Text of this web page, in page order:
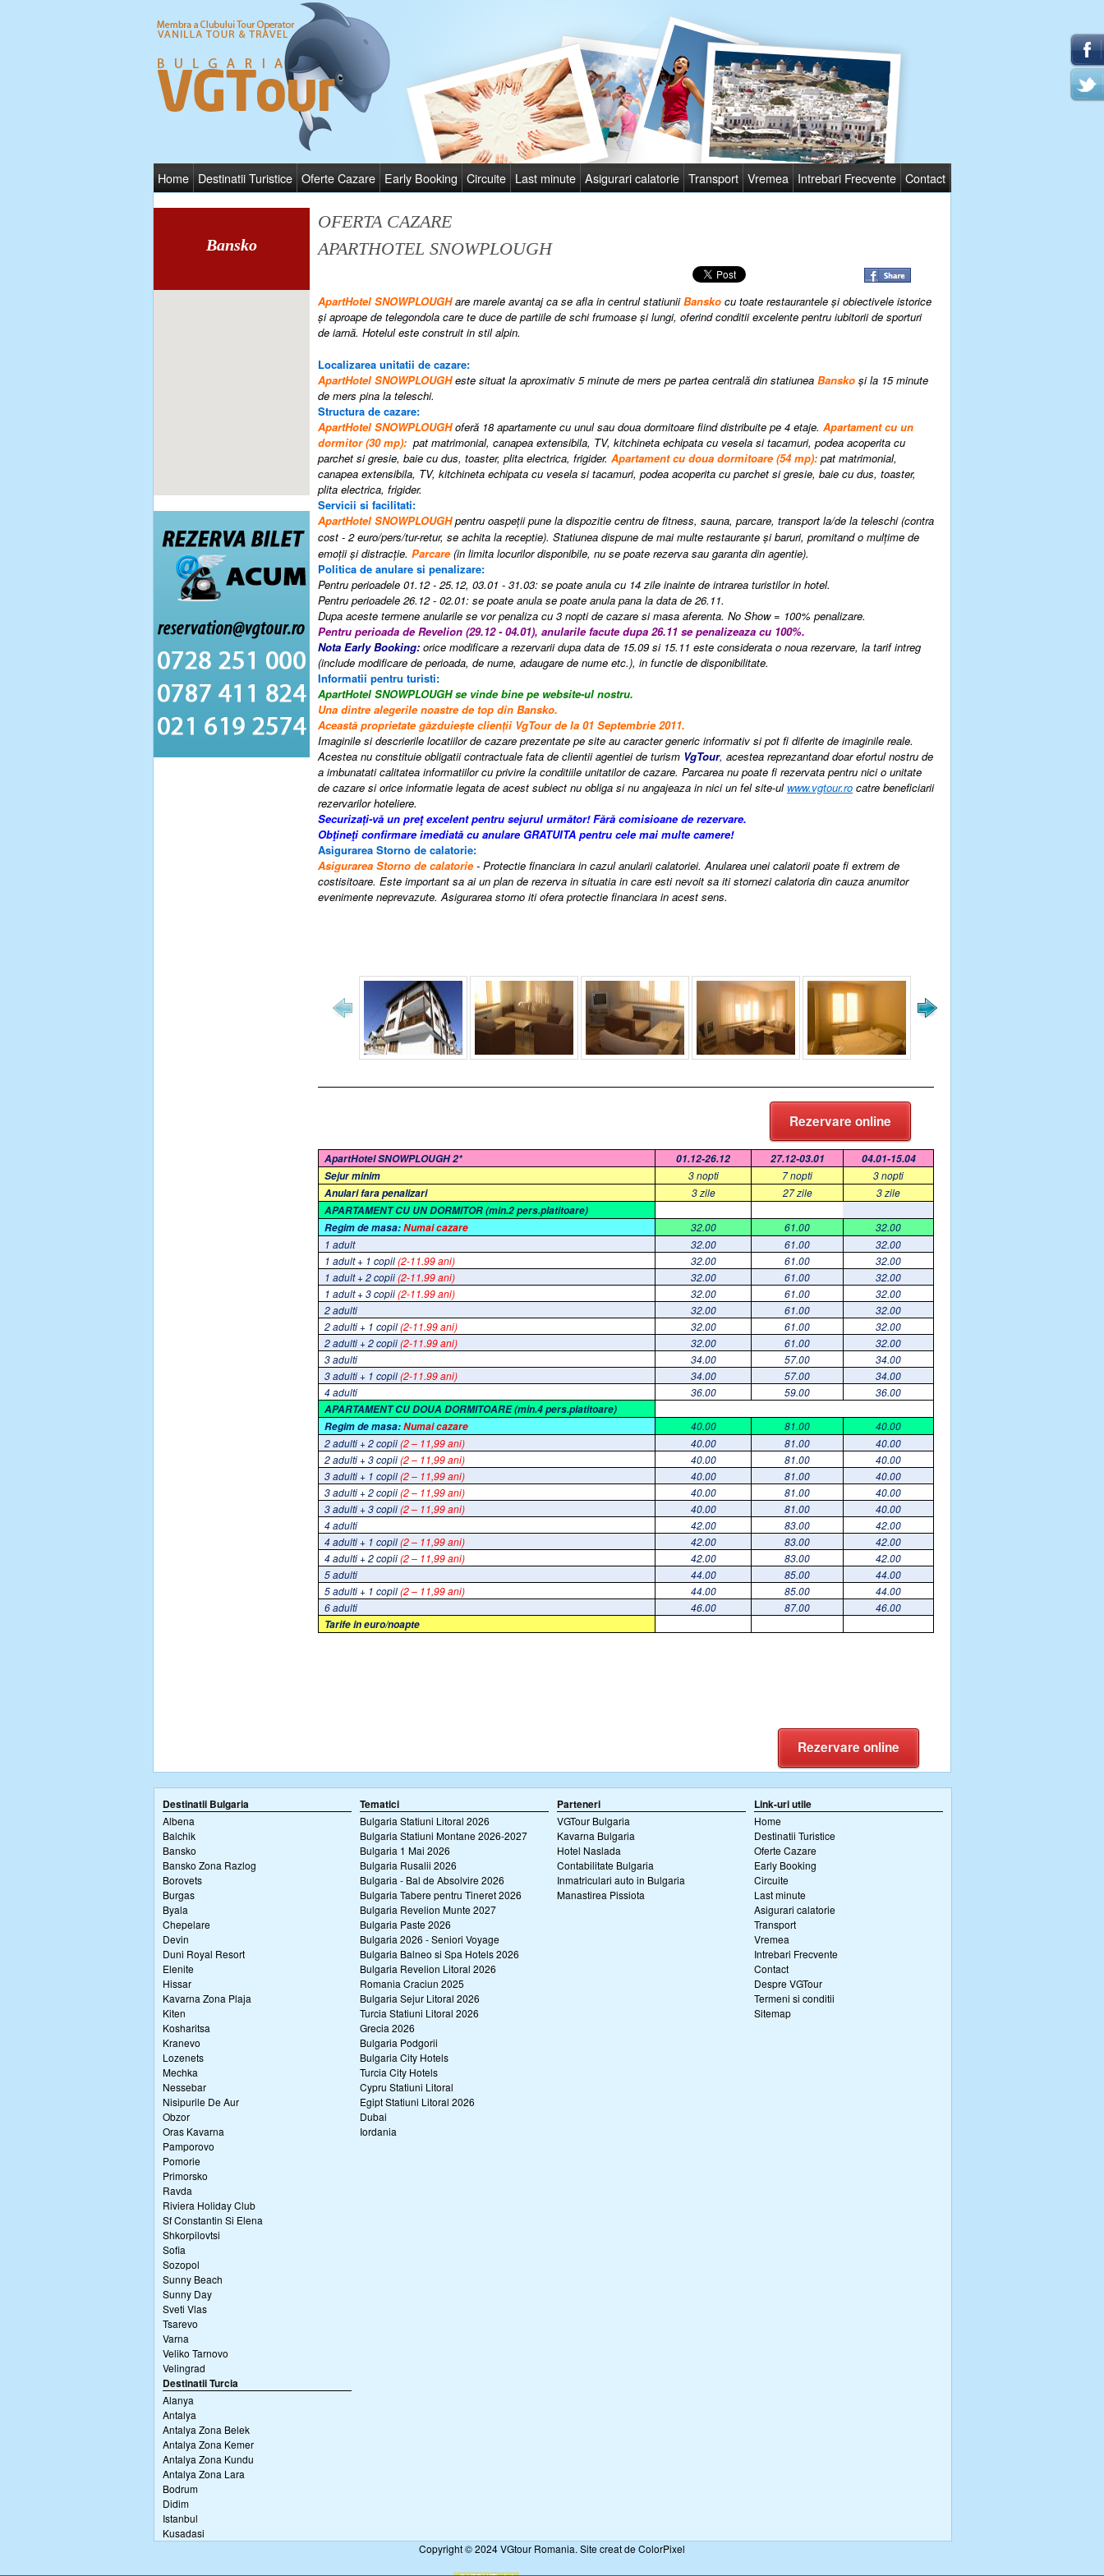
Home Destinatii Turistice Oferte Cazare Early Booking Circuite Last minute Asigurari calatorie Transport Vremea Intrebari Frecvente Contact
Bansko
OFERTA CAZARE
APARTHOTEL SNOWPLOUGH
ApartHotel SNOWPLOUGH are marele avantaj ca se afla in centrulstatiuniiBansko cu toate restaurantele şi obiectivele istorice
şi aproape de telegondola care te duce de partiile de schi frumoase şi lungi, oferindconditii excelente pentru iubitorii de sporturi
de iarnă. Hotelul este construit in stil alpin.
Localizarea unitatii de cazare:
ApartHotel SNOWPLOUGH este situat la aproximativ 5 minute de mers pe partea centrală din statiunea Bansko şi la 15 minute
de mers pina la teleschi.
Structura de cazare:
ApartHotel SNOWPLOUGH oferă 18 apartamente cu unul sau doua dormitoare fiind distribuite pe 4 etaje. Apartament cu un
dormitor (30 mp): pat matrimonial, canapea extensibila, TV, kitchineta echipata cu vesela si tacamuri, podea acoperita cu
parchet si gresie, baie cu dus, toaster, plita electrica, frigider. Apartament cu doua dormitoare (54 mp): pat matrimonial,
canapea extensibila, TV, kitchineta echipata cu vesela si tacamuri, podea acoperita cu parchet si gresie, baie cu dus, toaster,
plita electrica, frigider.
Servicii si facilitati:
ApartHotel SNOWPLOUGHpentru oaspeţii pune la dispozitie centru de fitness, sauna, parcare, transport la/de la teleschi(contra
cost - 2 euro/pers/tur-retur, se achita la receptie). Statiunea dispune de mai multe restaurante şi baruri, promitand o mulţime de
emoţii şi distracţie. Parcare(in limita locurilor disponibile, nu se poate rezerva sau garanta din agentie).
Politica de anulare si penalizare:
Pentru perioadele 01.12 - 25.12, 03.01 - 31.03: se poate anula cu 14 zile inainte de intrarea turistilor in hotel.
Pentru perioadele 26.12 - 02.01: se poate anula se poate anula pana la data de 26.11.
Dupa aceste termene anularile se vor penaliza cu 3 nopti de cazare si masa aferenta. No Show = 100% penalizare.
Pentru perioada de Revelion (29.12 - 04.01), anularile facute dupa 26.11 se penalizeaza cu 100%.
Nota Early Booking: orice modificare a rezervarii dupa data de 15.09 si 15.11 este considerata o noua rezervare, la tarif intreg
(include modificare de perioada, de nume, adaugare de nume etc.), in functie de disponibilitate.
Informatii pentru turisti:
ApartHotel SNOWPLOUGH se vinde bine pe website-ul nostru.
Una dintre alegerile noastre de top din Bansko.
Această proprietate găzduiește clienții VgTour de la 01 Septembrie 2011.
Imaginile si descrierile locatiilor de cazare prezentate pe site au caracter generic informativ si pot fi diferite de imaginile reale.
Acestea nu constituie obligatii contractuale fata de clientii agentiei de turism VgTour, acestea reprezantand doar efortul nostru de
a imbunatati calitatea informatiilor cu privire la conditiile unitatilor de cazare. Parcarea nu poate fi rezervata pentru nici o unitate
de cazare si orice informatie legata de acest subiect nu obliga si nu angajeaza in nici un fel site-ul www.vgtour.ro catre beneficiarii
rezervarilor hoteliere.
Securizați-vă un preţ excelent pentru sejurul următor!Fără comisioane de rezervare.
Obţineţi confirmare imediată cu anulare GRATUITA pentru cele mai multe camere!
Asigurarea Storno de calatorie:
Asigurarea Storno de calatorie- Protectie financiara in cazul anularii calatoriei. Anularea unei calatorii poate fi extrem de
costisitoare. Este important sa ai un plan de rezerva in situatia in care esti nevoit sa iti stornezi calatoria din cauza anumitor
evenimente neprevazute. Asigurarea storno iti ofera protectie financiara in acest sens.
Rezervare online
ApartHotel SNOWPLOUGH 2* 01.12-26.12 27.12-03.01
04.01-15.04
Sejur minim
3 nopti 7 nopti
3 nopti
Anulari fara penalizari
3 zile 27 zile
3 zile
APARTAMENT CU UN DORMITOR (min.2 pers.platitoare)
Regim de masa:Numai cazare 32.00 61.00
32.00
1 adult
32.00 61.00
32.00
1 adult + 1 copil(2-11.99 ani) 32.00 61.00
32.00
1 adult + 2 copii(2-11.99 ani) 32.00 61.00
32.00
1 adult + 3 copii(2-11.99 ani) 32.00 61.00
32.00
2 adulti
32.00 61.00
32.00
2 adulti + 1 copil(2-11.99 ani) 32.00 61.00
32.00
2 adulti + 2 copii(2-11.99 ani) 32.00 61.00
32.00
3 adulti
34.00 57.00
34.00
3 adulti + 1 copil(2-11.99 ani) 34.00 57.00
34.00
4 adulti
36.00 59.00
36.00
APARTAMENT CU DOUA DORMITOARE (min.4 pers.platitoare)
Regim de masa:Numai cazare 40.00 81.00
40.00
2 adulti + 2 copii(2 – 11,99 ani) 40.00 81.00
40.00
2 adulti + 3 copii(2 – 11,99 ani) 40.00 81.00
40.00
3 adulti + 1 copil(2 – 11,99 ani) 40.00 81.00
40.00
3 adulti + 2 copii(2 – 11,99 ani) 40.00 81.00
40.00
3 adulti + 3 copii(2 – 11,99 ani) 40.00 81.00
40.00
4 adulti
42.00 83.00
42.00
4 adulti + 1 copil(2 – 11,99 ani) 42.00 83.00
42.00
4 adulti + 2 copii(2 – 11,99 ani) 42.00 83.00
42.00
5 adulti
44.00 85.00
44.00
5 adulti + 1 copil(2 – 11,99 ani) 44.00 85.00
44.00
6 adulti
46.00 87.00
46.00
Tarife in euro/noapte
Rezervare online
Destinatii Bulgaria
Albena
Balchik
Bansko
Bansko Zona Razlog
Borovets
Burgas
Byala
Chepelare
Devin
Duni Royal Resort
Elenite
Hissar
Kavarna Zona Plaja
Kiten
Kosharitsa
Kranevo
Lozenets
Mechka
Nessebar
Nisipurile De Aur
Obzor
Oras Kavarna
Pamporovo
Pomorie
Primorsko
Ravda
Riviera Holiday Club
Sf Constantin Si Elena
Shkorpilovtsi
Sofia
Sozopol
Sunny Beach
Sunny Day
Sveti Vlas
Tsarevo
Varna
Veliko Tarnovo
Velingrad
Destinatii Turcia
Alanya
Antalya
Antalya Zona Belek
Antalya Zona Kemer
Antalya Zona Kundu
Antalya Zona Lara
Bodrum
Didim
Istanbul
Kusadasi
Tematici
Bulgaria Statiuni Litoral 2026
Bulgaria Statiuni Montane 2026-2027
Bulgaria 1 Mai 2026
Bulgaria Rusalii 2026
Bulgaria - Bal de Absolvire 2026
Bulgaria Tabere pentru Tineret 2026
Bulgaria Revelion Munte 2027
Bulgaria Paste 2026
Bulgaria 2026 - Seniori Voyage
Bulgaria Balneo si Spa Hotels 2026
Bulgaria Revelion Litoral 2026
Romania Craciun 2025
Bulgaria Sejur Litoral 2026
Turcia Statiuni Litoral 2026
Grecia 2026
Bulgaria Podgorii
Bulgaria City Hotels
Turcia City Hotels
Cypru Statiuni Litoral
Egipt Statiuni Litoral 2026
Dubai
Iordania
Parteneri
VGTour Bulgaria
Kavarna Bulgaria
Hotel Naslada
Contabilitate Bulgaria
Inmatriculari auto in Bulgaria
Manastirea Pissiota
Link-uri utile
Home
Destinatii Turistice
Oferte Cazare
Early Booking
Circuite
Last minute
Asigurari calatorie
Transport
Vremea
Intrebari Frecvente
Contact
Despre VGTour
Termeni si conditii
Sitemap
Copyright © 2024 VGtour Romania. Site creat de ColorPixel